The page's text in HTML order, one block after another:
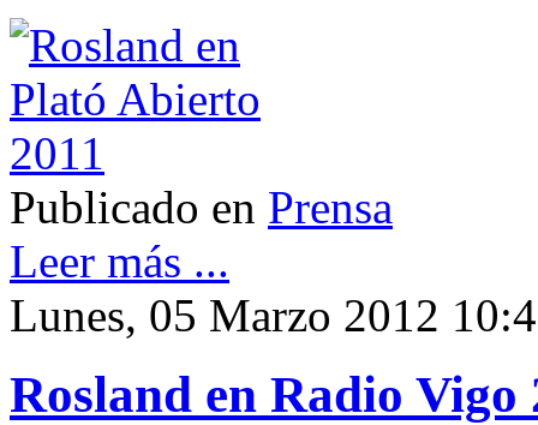
Publicado en Prensa
Leer más ...
Lunes, 05 Marzo 2012
Rosland en Radio Vigo